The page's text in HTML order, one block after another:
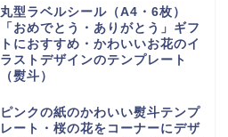
丸型ラベルシール（A4・6枚）
「おめでとう・ありがとう」ギフ
トにおすすめ・かわいいお花のイ
ラストデザインのテンプレート
（熨斗）
ピンクの紙のかわいい熨斗テンプ
レート・桜の花をコーナーにデザ